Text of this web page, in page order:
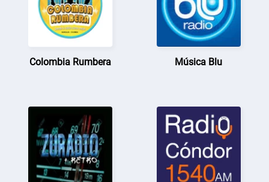
Colombia Rumbera Música Blu